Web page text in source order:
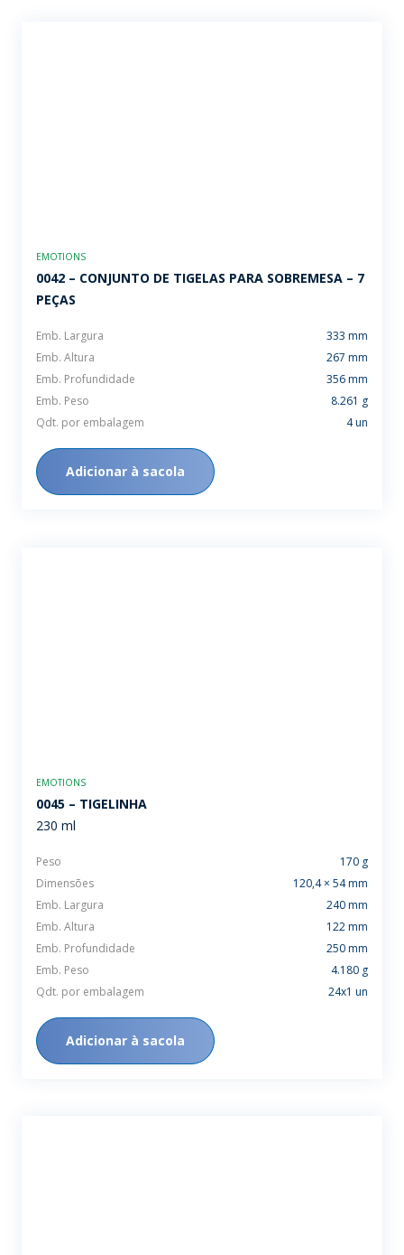
EMOTIONS
0042 – CONJUNTO DE TIGELAS PARA SOBREMESA – 7
PEÇAS
Emb. Largura
333 mm
Emb. Altura
267 mm
Emb. Profundidade
356 mm
Emb. Peso
8.261 g
Qdt. por embalagem
4 un
Adicionar à sacola
EMOTIONS
0045 – TIGELINHA
230 ml
Peso
170 g
Dimensões
120,4 × 54 mm
Emb. Largura
240 mm
Emb. Altura
122 mm
Emb. Profundidade
250 mm
Emb. Peso
4.180 g
Qdt. por embalagem
24x1 un
Adicionar à sacola